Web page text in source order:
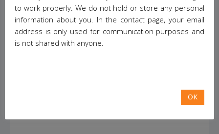
Sorry, this entry is only available inGreek.
Share This:
to work properly. We do not hold or store any personal
information about you. In the contact page, your email
address is only used for communication purposes and
is not shared with anyone.
OK